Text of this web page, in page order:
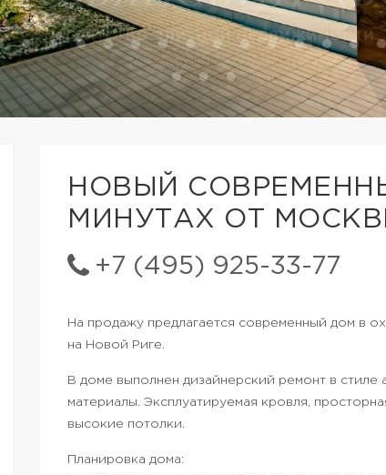
НОВЫЙ
МИНУТАХ ОТ
+7 (495) 925-33-77
На продажу предлагается современный дом в
на Новой Риге.
В доме выполнен дизайнерский ремонт в стиле
материалы. Эксплуатируемая кровля,
высокие потолки.
Планировка дома: